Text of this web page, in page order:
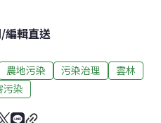
/編輯直送
農地污染 污染治理
雲林
污染